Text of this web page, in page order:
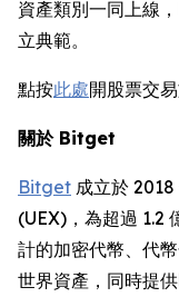
資產類別一同上線
立典範。
點按此處開股票交易
關於 Bitget
Bitget 成立於
(UEX)，為超過 1.2
計的加密代幣、代
世界資產，同時提